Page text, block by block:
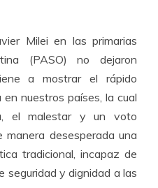
Milei en las primarias
(PASO) no dejaron
a mostrar el rápido
nuestros países, la cual
el malestar y un voto
desesperada una
tradicional, incapaz de
seguridad y dignidad a las